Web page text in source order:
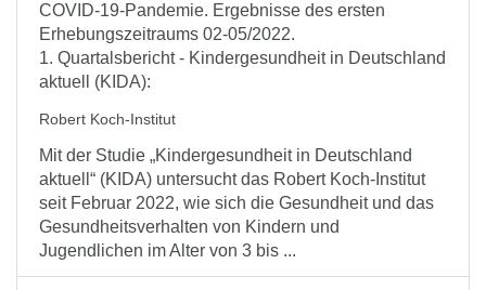
COVID-19-Pandemie. Ergebnisse des ersten
Erhebungszeitraums 02-05/2022.
1. Quartalsbericht - Kindergesundheit in Deutschland
aktuell (KIDA):
Robert Koch-Institut
Mit der Studie „Kindergesundheit in Deutschland
aktuell“ (KIDA) untersucht das Robert Koch-Institut
seit Februar 2022, wie sich die Gesundheit und das
Gesundheitsverhalten von Kindern und
Jugendlichen im Alter von 3 bis ...